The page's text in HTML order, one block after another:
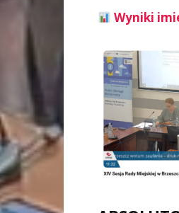
Wyniki